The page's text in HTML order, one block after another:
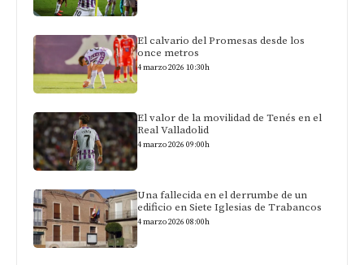
El calvario del Promesas desde los
once metros
4 marzo 2026 10:30h
El valor de la movilidad de Tenés en el
Real Valladolid
4 marzo 2026 09:00h
Una fallecida en el derrumbe de un
edificio en Siete Iglesias de Trabancos
4 marzo 2026 08:00h